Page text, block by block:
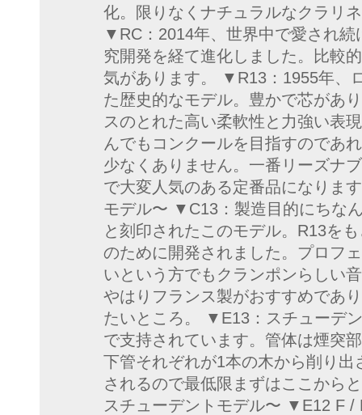
化。限りなくナチュラルなクラリ
▼RC：2014年、世界中で愛され
究開発を経て進化しました。比較
気があります。 ▼R13：1955年、
た歴史的なモデル。豊かで芯があ
スのとれた高い柔軟性と力強い表
んでもコンクールを目指すのであ
少なくありません。一番リーズナ
で大変人気のある定番品になりま
モデル〜 ▼C13：製造目的にちな
と刻印されたこのモデル。R13を
のために開発されました。プロフ
いという方でもクランポンらしい
やはりフランス製がおすすめであ
たいところ。 ▼E13：スチューデ
で支持されています。管体は煙突
下管それぞれが1本の木から削り
されるので最低限まずはここから
スチューデントモデル〜 ▼E12 F /